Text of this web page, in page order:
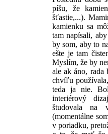
píšu, že
šťastie,...).
kamienku sa
tam napísali,
by som, aby to
ešte je tam
Myslím, že by
ale ak áno, rada
chvíľu
teda ja nie.
interiérový
študovala na
(momentálne
v poriadku,